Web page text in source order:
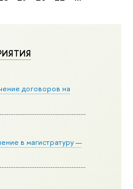
договоров на
в магистратуру —